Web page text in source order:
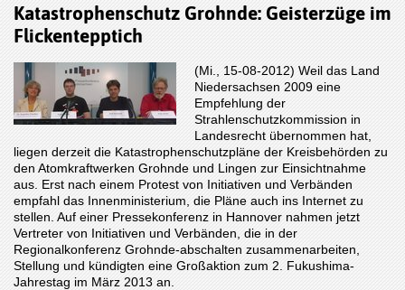
Katastrophenschutz Grohnde: Geisterzüge im
Flickentepptich
(Mi., 15-08-2012) Weil das Land
Niedersachsen 2009 eine
Empfehlung der
Strahlenschutzkom­mis­sion in
Landes­recht übernommen hat,
liegen derzeit die Katastrophenschutzpläne der Kreis­behör­den zu
den Atomkraftwerken Grohnde und Lingen zur Einsichtnahme
aus. Erst nach einem Protest von Initiativen und Verbänden
empfahl das Innenministerium, die Pläne auch ins Internet zu
stellen. Auf einer Pressekonferenz in Hannover nahmen jetzt
Vertreter von Initiativen und Verbänden, die in der
Regionalkonferenz Grohnde-abschalten zusammenarbeiten,
Stellung und kündigten eine Groß­aktion zum 2. Fukushima-
Jahrestag im März 2013 an.